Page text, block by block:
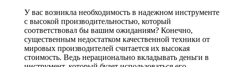
У вас возникла необходимость в надежном инструменте
с высокой производительностью, который
соответствовал бы вашим ожиданиям? Конечно,
существенным недостатком качественной техники от
мировых производителей считается их высокая
стоимость. Ведь нерационально вкладывать деньги в